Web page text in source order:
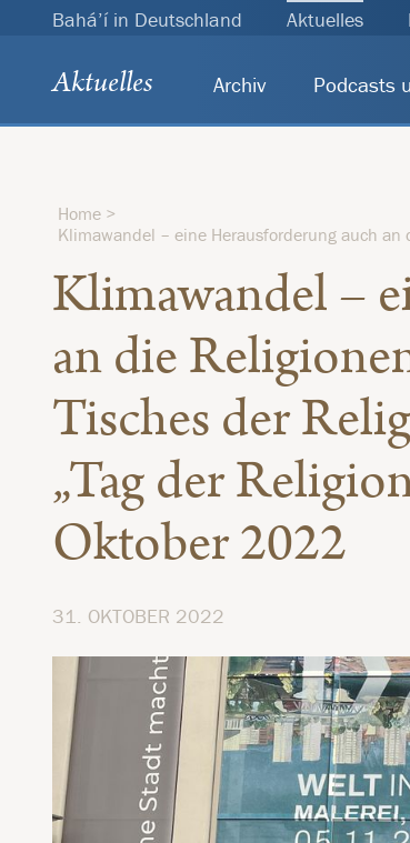
Bahá’í in Deutschland Aktuelles
Aktuelles Archiv Podcasts
Home
Klimawandel – eine Herausforderung auch
Klimawandel –
an die
Tisches der
„Tag der
Oktober 2022
31. OKTOBER 2022